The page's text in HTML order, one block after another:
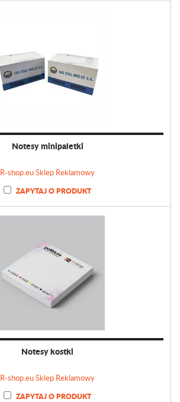
Notesy minipaletki
R-shop.eu Sklep Reklamowy
ZAPYTAJ O PRODUKT
Notesy kostki
R-shop.eu Sklep Reklamowy
ZAPYTAJ O PRODUKT